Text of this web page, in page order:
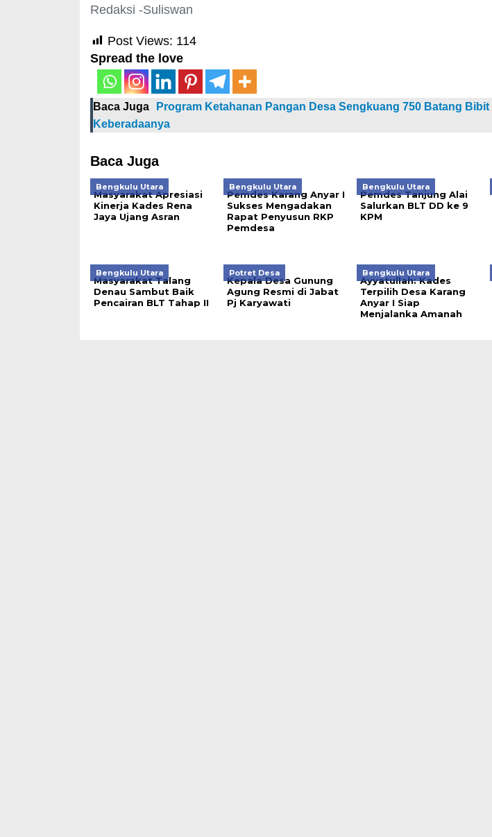
Redaksi -Suliswan
Post Views: 114
Spread the love
Baca Juga
Program Ketahanan Pangan Desa Sengkuang 750 Batang
Keberadaanya
Baca Juga
Bengkulu Utara
Masyarakat Apresiasi
Kinerja Kades Rena
Jaya Ujang Asran
Bengkulu Utara
Pemdes Karang Anyar I
Sukses Mengadakan
Rapat Penyusun RKP
Pemdesa
Bengkulu Utara
Pemdes Tanjung Alai
Salurkan BLT DD ke 9
KPM
Bengkulu Utara
Masyarakat Talang
Denau Sambut Baik
Pencairan BLT Tahap II
Potret Desa
Kepala Desa Gunung
Agung Resmi di Jabat
Pj Karyawati
Bengkulu Utara
Ayyatullah: Kades
Terpilih Desa Karang
Anyar I Siap
Menjalanka Amanah